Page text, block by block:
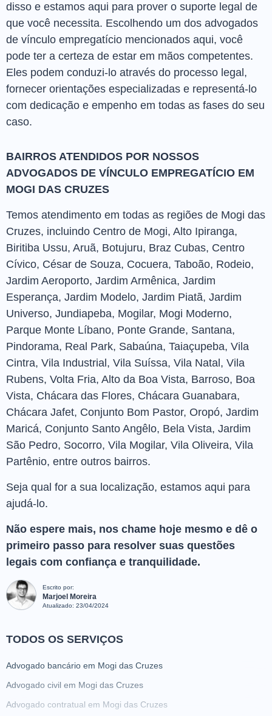
disso e estamos aqui para prover o suporte legal de
que você necessita. Escolhendo um dos advogados
de vínculo empregatício mencionados aqui, você
pode ter a certeza de estar em mãos competentes.
Eles podem conduzi-lo através do processo legal,
fornecer orientações especializadas e representá-lo
com dedicação e empenho em todas as fases do seu
caso.
BAIRROS ATENDIDOS POR NOSSOS
ADVOGADOS DE VÍNCULO EMPREGATÍCIO EM
MOGI DAS CRUZES
Temos atendimento em todas as regiões de Mogi das
Cruzes, incluindo Centro de Mogi, Alto Ipiranga,
Biritiba Ussu, Aruã, Botujuru, Braz Cubas, Centro
Cívico, César de Souza, Cocuera, Taboão, Rodeio,
Jardim Aeroporto, Jardim Armênica, Jardim
Esperança, Jardim Modelo, Jardim Piatã, Jardim
Universo, Jundiapeba, Mogilar, Mogi Moderno,
Parque Monte Líbano, Ponte Grande, Santana,
Pindorama, Real Park, Sabaúna, Taiaçupeba, Vila
Cintra, Vila Industrial, Vila Suíssa, Vila Natal, Vila
Rubens, Volta Fria, Alto da Boa Vista, Barroso, Boa
Vista, Chácara das Flores, Chácara Guanabara,
Chácara Jafet, Conjunto Bom Pastor, Oropó, Jardim
Maricá, Conjunto Santo Angêlo, Bela Vista, Jardim
São Pedro, Socorro, Vila Mogilar, Vila Oliveira, Vila
Partênio, entre outros bairros.
Seja qual for a sua localização, estamos aqui para
ajudá-lo.
Não espere mais, nos chame hoje mesmo e dê o
primeiro passo para resolver suas questões
legais com confiança e tranquilidade.
Escrito por:
Marjoel Moreira
Atualizado: 23/04/2024
TODOS OS SERVIÇOS
Advogado bancário em Mogi das Cruzes
Advogado civil em Mogi das Cruzes
Advogado contratual em Mogi das Cruzes